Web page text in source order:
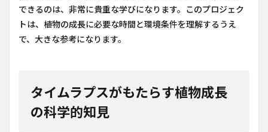
できるのは、非常に貴重な学びになります。このプロジェク
トは、植物の成長に必要な時間と環境条件を理解するうえ
で、大きな参考になります。
タイムラプスがもたらす植物成長
の科学的知見